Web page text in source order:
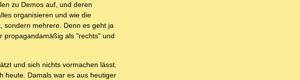
zu Demos auf, und deren
organisieren und wie die
sondern mehrere. Denn es geht ja
propagandamäßig als "rechts" und
und sich nichts vormachen lässt.
heute. Damals war es aus heutiger